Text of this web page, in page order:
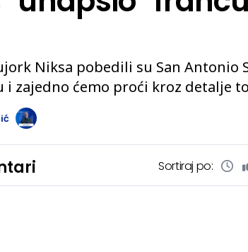
Niksa pobedili su San Antonio
i zajedno ćemo proći kroz detalje
Sortiraj po: